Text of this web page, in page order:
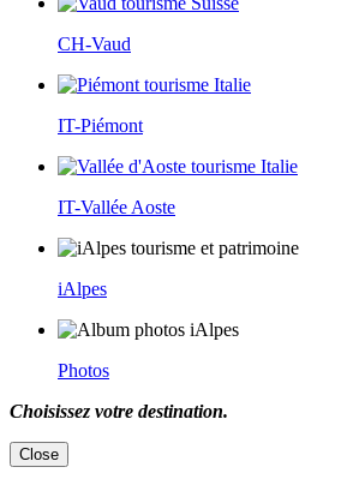
CH-Vaud
IT-Piémont
IT-Vallée Aoste
iAlpes
Photos
Choisissez votre destination.
Close